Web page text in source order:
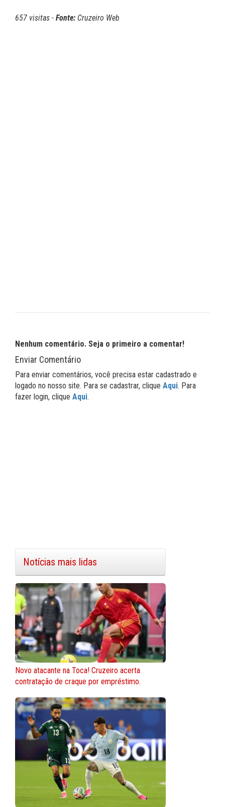
657 visitas - Fonte: Cruzeiro Web
Nenhum comentário. Seja o primeiro a comentar!
Enviar Comentário
Para enviar comentários, você precisa estar cadastrado e
logado no nosso site. Para se cadastrar, clique Aqui. Para
fazer login, clique Aqui.
Notícias mais lidas
Novo atacante na Toca! Cruzeiro acerta
contratação de craque por empréstimo.